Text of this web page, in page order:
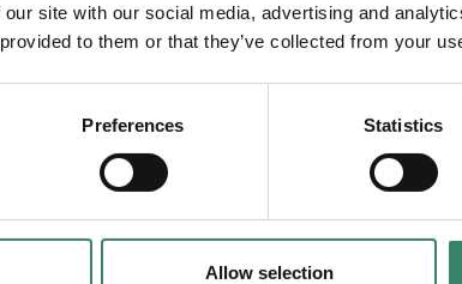
site with our social media, advertising and
to them or that they’ve collected from your
Preferences Statistics
Allow selection
Tillbaka till Sverek